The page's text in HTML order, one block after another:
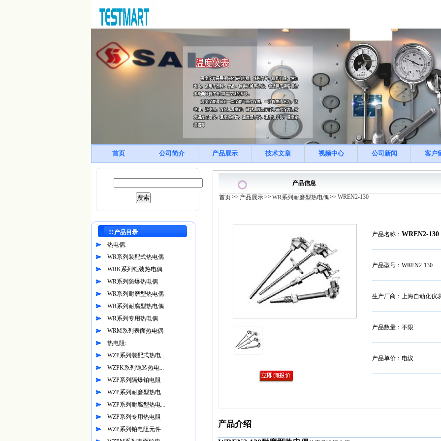
客户
公司新闻
视频中心
技术文章
产品展示
公司简介
首页
∷ 产品目录
热电偶:
WR系列装配式热电偶
WRK系列铠装热电偶
WR系列防爆热电偶
WR系列耐磨型热电偶
WR系列耐腐型热电偶
WR系列专用热电偶
WRM系列表面热电偶
热电阻:
WZP系列装配式热电...
WZPK系列铠装热电...
WZP系列隔爆铂电阻
WZP系列耐磨型热电...
WZP系列耐腐型热电...
WZP系列专用热电阻
WZP系列铂电阻元件
产品信息
首页>> 产品展示>> WR系列耐磨型热电偶>> WREN2-130
产品名称： WREN2-130
产品型号：WREN2-130
生产厂商：上海自动化仪
产品数量：不限
产品单价：电议
产品介绍